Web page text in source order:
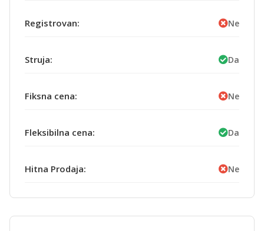
Registrovan: Ne
Struja: Da
Fiksna cena: Ne
Fleksibilna cena: Da
Hitna Prodaja: Ne